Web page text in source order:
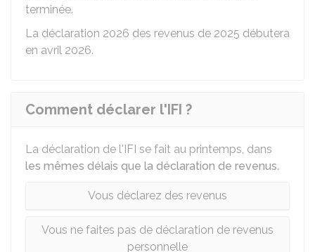
terminée.
La déclaration 2026 des revenus de 2025 débutera
en avril 2026.
Comment déclarer l'IFI ?
La déclaration de l'IFI se fait au printemps, dans
les mêmes délais que la déclaration de revenus.
Vous déclarez des revenus
Vous ne faites pas de déclaration de revenus
personnelle